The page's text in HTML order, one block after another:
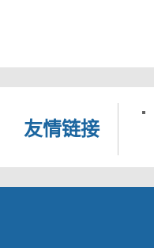
友情链接